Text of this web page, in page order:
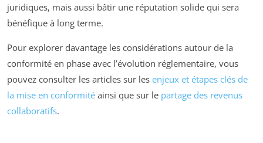
juridiques, mais aussi bâtir une réputation solide qui sera
bénéfique à long terme.
Pour explorer davantage les considérations autour de la
conformité en phase avec l’évolution réglementaire, vous
pouvez consulter les articles sur les enjeux et étapes clés de
la mise en conformité ainsi que sur le partage des revenus
collaboratifs.